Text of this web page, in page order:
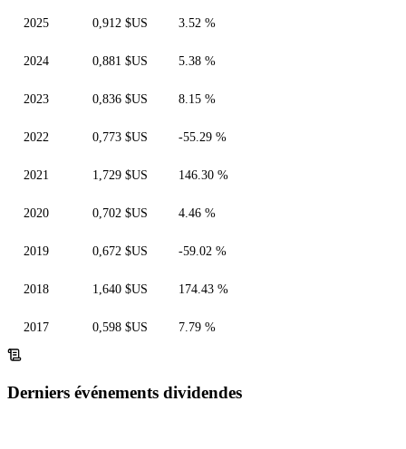
2025 0,912 $US 3.52 %
2024 0,881 $US 5.38 %
2023 0,836 $US 8.15 %
2022 0,773 $US -55.29 %
2021 1,729 $US 146.30 %
2020 0,702 $US 4.46 %
2019 0,672 $US -59.02 %
2018 1,640 $US 174.43 %
2017 0,598 $US 7.79 %
Derniers événements dividendes